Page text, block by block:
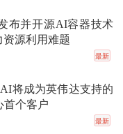
布并开源AI容器技术
资源利用难题
最新
将成为英伟达支持的
首个客户
最新